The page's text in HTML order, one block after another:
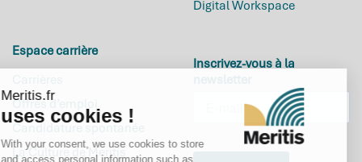
Digital Workspace
Espace carrière
Offres d’emploi
La Culture de Meritis
Inscrivez-vous à la
Meritis.fr
uses cookies !
With your consent, we use cookies to store
and access personal information such as